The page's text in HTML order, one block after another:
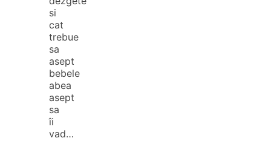
si
cat
trebue
sa
asept
bebele
abea
asept
sa
îi
vad…